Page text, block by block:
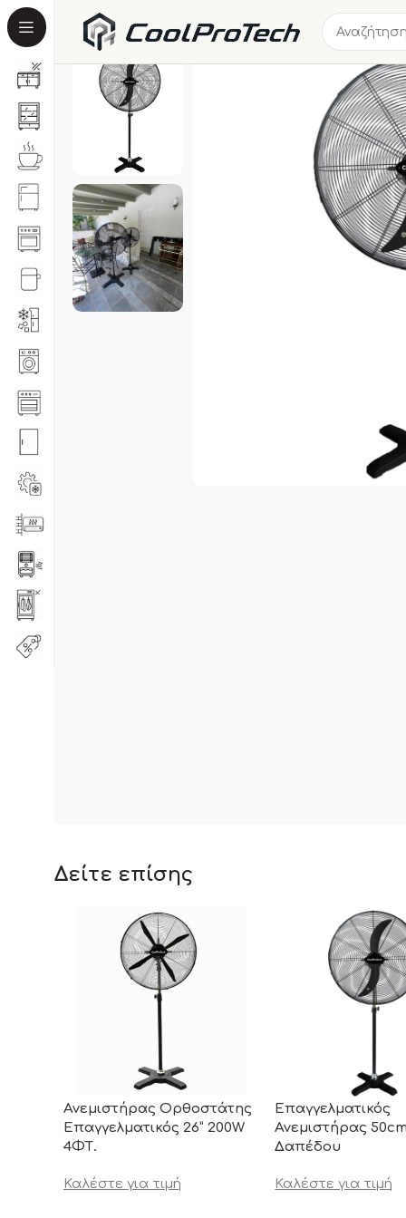
Δείτε επίσης
Ανεμιστήρας Ορθοστάτης
Επαγγελματικός 26” 200W
4ΦΤ.
Καλέστε για τιμή
Επαγγελματικός
Ανεμιστήρας
Δαπέδου
Καλέστε για τιμή